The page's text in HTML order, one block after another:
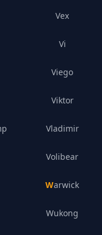
Vex
Vi
Viego
Viktor
Vladimir
Volibear
Warwick
Wukong